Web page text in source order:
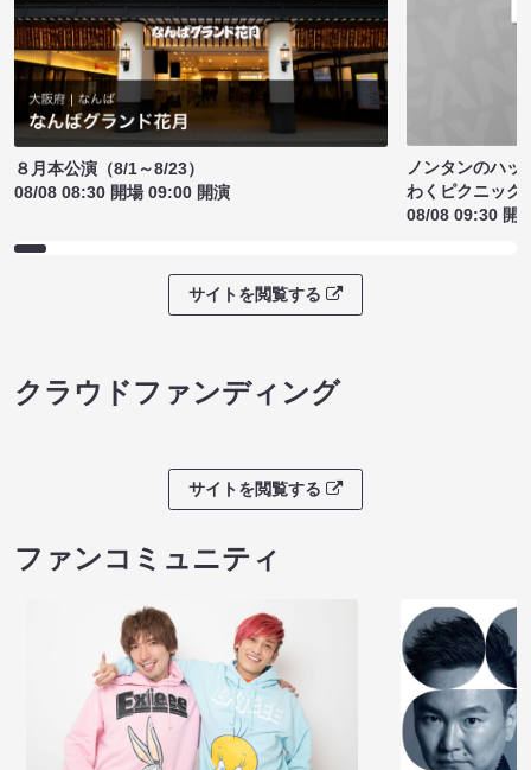
８月本公演（8/1～8/23）
08/08 08:30 開場 09:00 開演
ノンタンのハッ
わくピクニック
08/08 09:30 開
サイトを閲覧する
クラウドファンディング
サイトを閲覧する
ファンコミュニティ